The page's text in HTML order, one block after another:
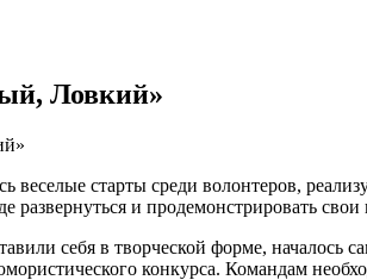
Ловкий»
веселые старты среди волонтеров,
развернуться и продемонстрировать
себя в творческой форме, началось
конкурса. Командам